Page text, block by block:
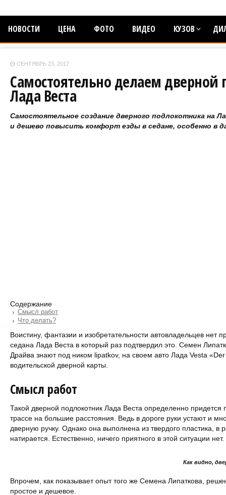
НОВОСТИ ЦЕНА ФОТО ВИДЕО КУЗОВ
СЕНТЯБРЬ 23, 2017
Самостоятельно делаем дверной
Лада Веста
Самостоятельное создание дверного подлокотника на
и дешево повысить комфорт езды в седане, особенно в
Содержание
Смысл работ
Что делать?
Воистину, фантазии и изобретательности автовладельцев нет
седана Лада Веста в который раз подтвердил это. Семен
Драйва знают под ником lipatkov, на своем авто Лада Vesta
водительской дверной карты.
Смысл работ
Такой дверной подлокотник Лада Веста определенно придется
трассе на большие расстояния. Ведь в дороге руки устают и
дверную ручку. Однако она выполнена из твердого пластика, в
натирается. Естественно, ничего приятного в этой ситуации нет.
Как видно,
Впрочем, как показывает опыт того же Семена Липаткова,
простое и дешевое.